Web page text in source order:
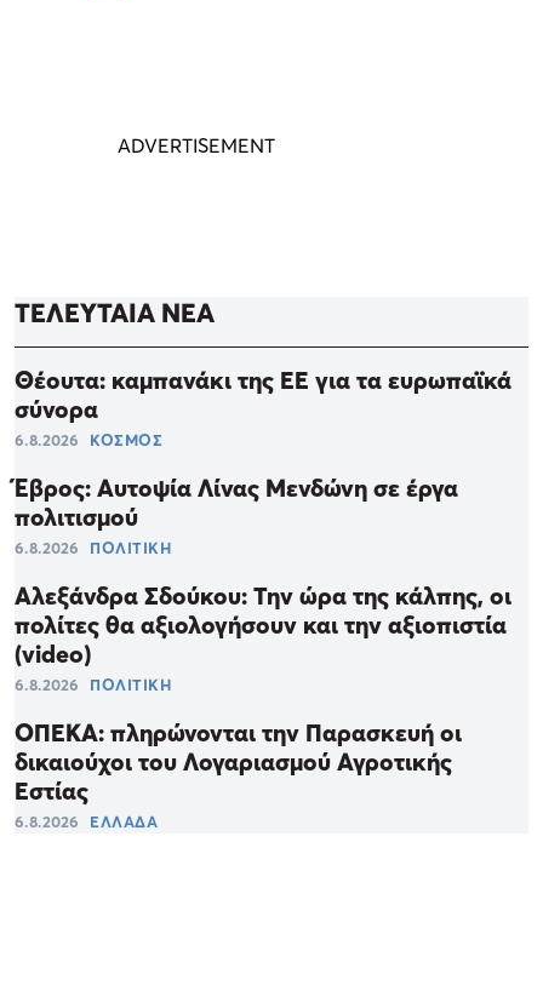
ΤΕΛΕΥΤΑΙΑ ΝΕΑ
Θέουτα: καμπανάκι της ΕΕ για τα ευρωπαϊκά
σύνορα
6.8.2026 ΚΟΣΜΟΣ
Έβρος: Αυτοψία Λίνας Μενδώνη σε έργα
πολιτισμού
6.8.2026 ΠΟΛΙΤΙΚΗ
Αλεξάνδρα Σδούκου: Την ώρα της κάλπης, οι
πολίτες θα αξιολογήσουν και την αξιοπιστία
(video)
6.8.2026 ΠΟΛΙΤΙΚΗ
ΟΠΕΚΑ: πληρώνονται την Παρασκευή οι
δικαιούχοι του Λογαριασμού Αγροτικής
Εστίας
6.8.2026 ΕΛΛΑΔΑ